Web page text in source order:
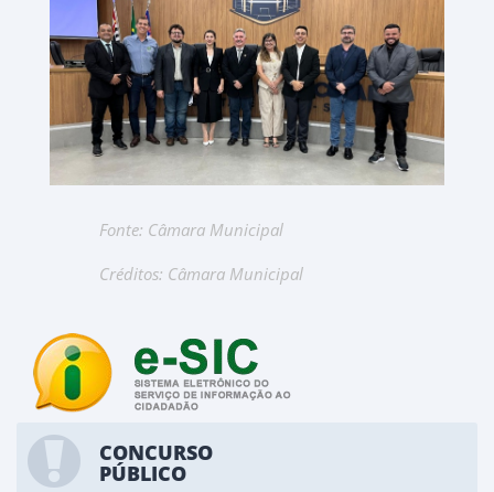
Fonte: Câmara Municipal
Créditos: Câmara Municipal
CONCURSO
PÚBLICO